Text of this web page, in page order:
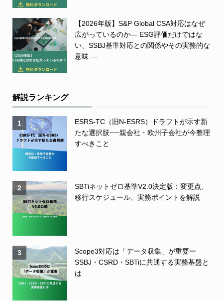
【2026年版】S&P Global CSA対応はなぜ
広がっているのか― ESG評価だけではな
い、SSBJ基準対応との関係やその実務的な
意味 ―
解説ランキング
1
ESRS-TC（旧N-ESRS）ドラフトが示す新
たな選択肢──親会社・欧州子会社が今整理
すべきこと
2
SBTiネットゼロ基準V2.0決定版：変更点、
移行スケジュール、実務ポイントを解説
3
Scope3対応は「データ収集」が重要ー
SSBJ・CSRD・SBTiに共通する実務基盤と
は